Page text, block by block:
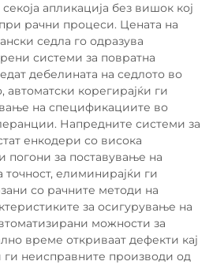
апликација без вишок кој
рачни процеси. Цената на
седла го одразува
системи за повратна
дебелината на седлото во
автоматски корегирајќи ги
на спецификациите во
Напредните системи за
енкодери со висока
погони за поставување на
елиминирајќи ги
со рачните методи на
за осигурување на
можности за
време откриваат дефекти кај
ги неисправните производи од